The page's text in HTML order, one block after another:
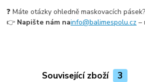
❓ Máte otázky ohledně maskovacích pásek?
👉 Napište nám nainfo@balimespolu.cz –
Související zboží 3